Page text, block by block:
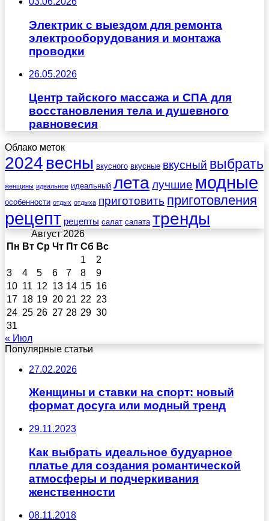
Электрик с выездом для ремонта
электрооборудования и монтажа
проводки
26.05.2026
Центр тайского массажа и СПА для
восстановления тела и душевного
равновесия
Облако меток
2024 весны вкусного вкусные вкусный выбрать
женщины идеальное идеальный леталучшие модные
особенности отдых отдыха приготовить приготовления
рецепт рецепты салат салата тренды
Август 2026
Пн Вт Ср Чт Пт Сб Вс
1
2
3
4 5 6 7 8
9
10 11 12 13 14 15 16
17 18 19 20 21 22 23
24 25 26 27 28 29 30
31
« Июл
Популярные статьи
27.02.2026
Женщины и ставки на спорт: новый
формат досуга или модный тренд
29.11.2023
Как выбрать идеальное будуарное
платье для создания романтической
атмосферы и подчеркивания
женственности
08.11.2018